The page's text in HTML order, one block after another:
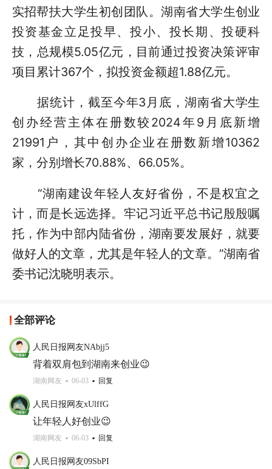
实招帮扶大学生初创团队。湖南省大学生创业
投资基金立足投早、投小、投长期、投硬科
技，总规模5.05亿元，目前通过投资决策评审
项目累计367个，拟投资金额超1.88亿元。
据统计，截至今年3月底，湖南省大学生
创办经营主体在册数较2024年9月底新增
21991户，其中创办企业在册数新增10362
家，分别增长70.88%、66.05%。
“湖南建设年轻人友好省份，不是权宜之
计，而是长远选择。牢记习近平总书记殷殷嘱
托，作为中部内陆省份，湖南要发展好，就要
做好人的文章，尤其是年轻人的文章。”湖南省
委书记沈晓明表示。
全部评论
人民日报网友NAbjj5
背着双肩包到湖南来创业😉
湖南网友 06-03 回复
人民日报网友xUlffG
让年轻人好创业😉
湖南网友 06-03 回复
人民日报网友09SbPI